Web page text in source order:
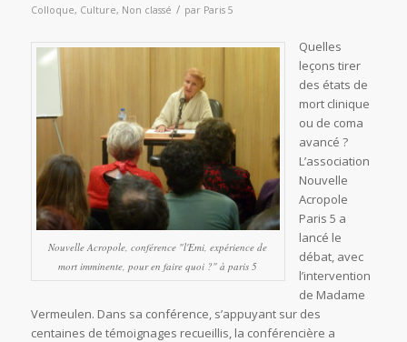
Colloque, Culture, Non classé / par Paris 5
Nouvelle Acropole, conférence "l'Emi, expérience de
mort imminente, pour en faire quoi ?" à paris 5
Quelles
leçons tirer
des états de
mort clinique
ou de coma
avancé ?
L’association
Nouvelle
Acropole
Paris 5 a
lancé le
débat, avec
l’intervention
de Madame
Vermeulen. Dans sa conférence, s’appuyant sur des
centaines de témoignages recueillis, la conférencière a